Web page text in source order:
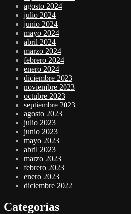
agosto 2024
julio 2024
junio 2024
mayo 2024
abril 2024
marzo 2024
febrero 2024
enero 2024
diciembre 2023
noviembre 2023
octubre 2023
septiembre 2023
agosto 2023
julio 2023
junio 2023
mayo 2023
abril 2023
marzo 2023
febrero 2023
enero 2023
diciembre 2022
Categorías